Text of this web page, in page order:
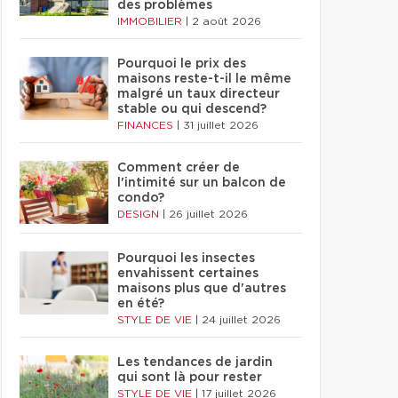
des problèmes
IMMOBILIER 2 août 2026
Pourquoi le prix des
maisons reste-t-il le même
malgré un taux directeur
stable ou qui descend?
FINANCES 31 juillet 2026
Comment créer de
l'intimité sur un balcon de
condo?
DESIGN 26 juillet 2026
Pourquoi les insectes
envahissent certaines
maisons plus que d'autres
en été?
STYLE DE VIE 24 juillet 2026
Les tendances de jardin
qui sont là pour rester
STYLE DE VIE 17 juillet 2026